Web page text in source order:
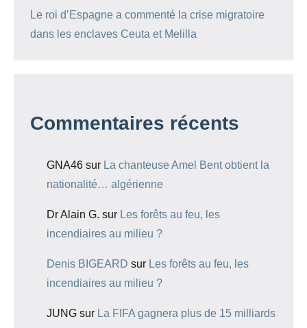
Le roi d’Espagne a commenté la crise migratoire
dans les enclaves Ceuta et Melilla
Commentaires récents
GNA46 sur La chanteuse Amel Bent obtient la
nationalité… algérienne
Dr Alain G. sur Les forêts au feu, les
incendiaires au milieu ?
Denis BIGEARD sur Les forêts au feu, les
incendiaires au milieu ?
JUNG sur La FIFA gagnera plus de 15 milliards